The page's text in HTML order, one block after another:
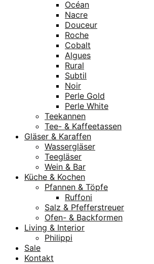
Océan
Nacre
Douceur
Roche
Cobalt
Algues
Rural
Subtil
Noir
Perle Gold
Perle White
Teekannen
Tee- & Kaffeetassen
Gläser & Karaffen
Wassergläser
Teegläser
Wein & Bar
Küche & Kochen
Pfannen & Töpfe
Ruffoni
Salz & Pfefferstreuer
Ofen- & Backformen
Living & Interior
Philippi
Sale
Kontakt